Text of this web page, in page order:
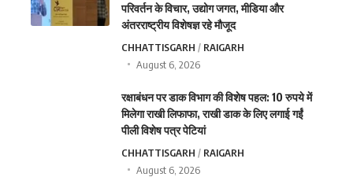
परिवर्तन के विचार, उद्योग जगत, मीडिया और
अंतरराष्ट्रीय विशेषज्ञ रहे मौजूद
CHHATTISGARH
RAIGARH
August 6, 2026
रक्षाबंधन पर डाक विभाग की विशेष पहल: 10 रुपये में
मिलेगा राखी लिफाफा, राखी डाक के लिए लगाई गईं
पीली विशेष पत्र पेटियां
CHHATTISGARH
RAIGARH
August 6, 2026